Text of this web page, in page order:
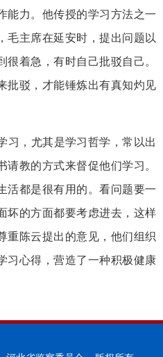
能力。他传授的学习方法之一
毛主席在延安时，提出问题以
很着急，有时自己批驳自己。
批驳，才能锤炼出有真知灼见
，尤其是学习哲学，常以出
教的方式来督促他们学习。
活都是很有用的。看问题要一
坏的方面都要考虑进去，这样
重陈云提出的意见，他们组织
习心得，营造了一种积极健康